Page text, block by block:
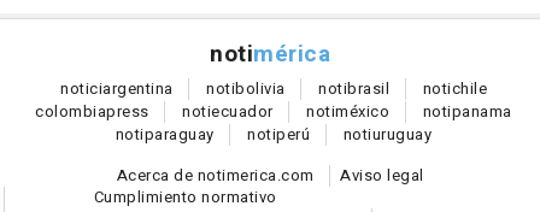
notimérica
noticiargentina notibolivia notibrasil notichile
colombiapress notiecuador notiméxico notipanama
notiparaguay notiperú notiuruguay
Acerca de notimerica.com
Aviso legal
Cumplimiento normativo